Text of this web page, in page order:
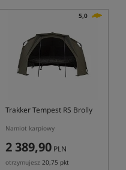
5,0
Trakker Tempest RS Brolly
Namiot karpiowy
2 389,90 PLN
otrzymujesz 20,75 pkt